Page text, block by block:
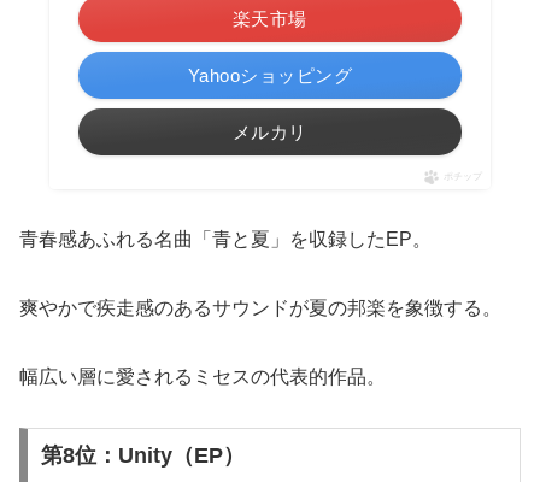
楽天市場
Yahooショッピング
メルカリ
ポチップ
青春感あふれる名曲「青と夏」を収録したEP。
爽やかで疾走感のあるサウンドが夏の邦楽を象徴する。
幅広い層に愛されるミセスの代表的作品。
第8位：Unity（EP）